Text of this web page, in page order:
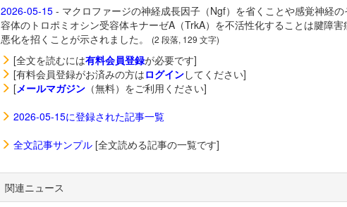
2026-05-15- マクロファージの神経成長因子（Ngf）を省くことや感覚神経の
容体のトロポミオシン受容体キナーゼA（TrkA）を不活性化することは腱障害
悪化を招くことが示されました。
(2 段落, 129 文字)
[全文を読むには有料会員登録が必要です]
[有料会員登録がお済みの方はログインしてください]
[メールマガジン（無料）をご利用ください]
2026-05-15に登録された記事一覧
全文記事サンプル[全文読める記事の一覧です]
関連ニュース